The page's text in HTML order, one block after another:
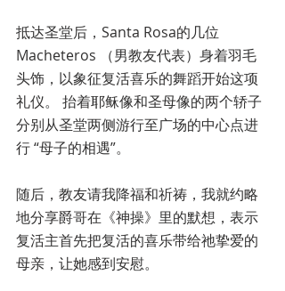
抵达圣堂后，Santa Rosa的几位
Macheteros （男教友代表）身着羽毛
头饰，以象征复活喜乐的舞蹈开始这项
礼仪。 抬着耶稣像和圣母像的两个轿子
分别从圣堂两侧游行至广场的中心点进
行 “母子的相遇”。
随后，教友请我降福和祈祷，我就约略
地分享爵哥在《神操》里的默想，表示
复活主首先把复活的喜乐带给祂挚爱的
母亲，让她感到安慰。